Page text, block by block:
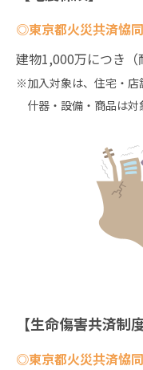
◎東京都火災共済恊
建物1,000万につき
※加入対象は、住宅・店
什器・設備・商品は対
【生命傷害共済制度
◎東京都火災共済恊